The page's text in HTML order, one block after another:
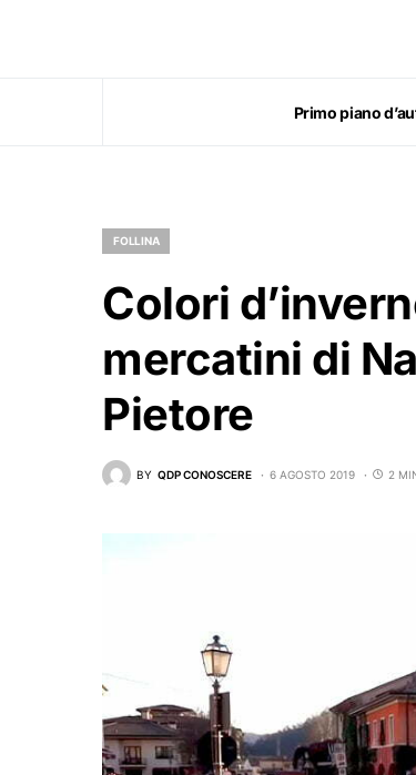
Primo piano
FOLLINA
Colori
mercatini di
Pietore
BY QDP CONOSCERE 6 AGOSTO 2019 2